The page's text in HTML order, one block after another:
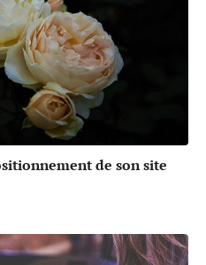
de son site